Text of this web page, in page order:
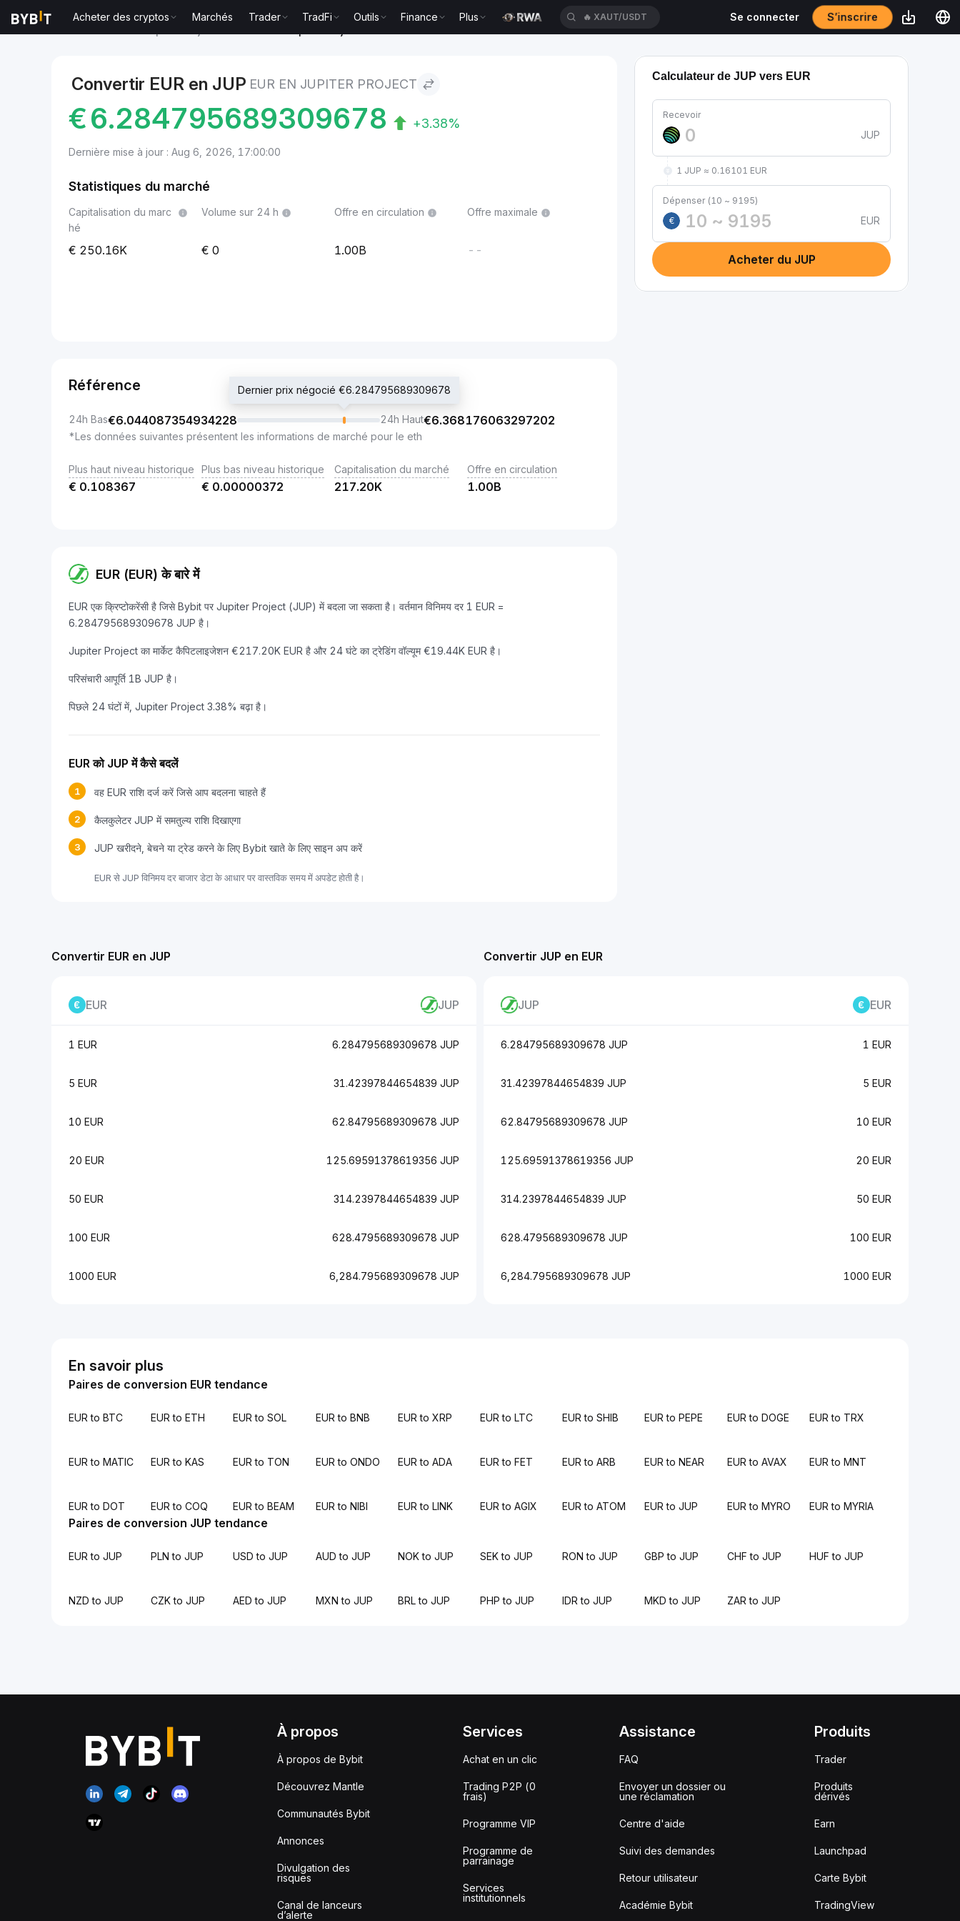
Acheter des cryptos Marchés Trader TradFi Outils Finance Plus 🔥 XAUT/USDT Se connecter S’inscrire
Convertir EUR en JUP EUR EN JUPITER PROJECT
€6.284795689309678 +3.38%
Dernière mise à jour : Aug 6, 2026, 17:00:00
Statistiques du marché
Capitalisation du marc
hé
250.16K
Volume sur 24 h
0
Offre en circulation
1.00B
Offre maximale
--
Référence
24h Bas€6.044087354934228
Dernier prix négocié €6.284795689309678
24h Haut€6.368176063297202
*Les données suivantes présentent les informations de marché pour le eth
Plus haut niveau historique
€ 0.108367
Plus bas niveau historique
€ 0.00000372
Capitalisation du marché
217.20K
Offre en circulation
1.00B
EUR (EUR) के बारे में
EUR एक क्रिप्टोकरेंसी है जिसे Bybit पर Jupiter Project (JUP) में बदला जा सकता है। वर्तमान विनिमय दर 1 EUR =
6.284795689309678 JUP है।
Jupiter Project का मार्केट कैपिटलाइजेशन €217.20K EUR है और 24 घंटे का ट्रेडिंग वॉल्यूम €19.44K EUR है।
परिसंचारी आपूर्ति 1B JUP है।
पिछले 24 घंटों में, Jupiter Project 3.38% बढ़ा है।
EUR को JUP में कैसे बदलें
1 वह EUR राशि दर्ज करें जिसे आप बदलना चाहते हैं
2 कैलकुलेटर JUP में समतुल्य राशि दिखाएगा
3 JUP खरीदने, बेचने या ट्रेड करने के लिए Bybit खाते के लिए साइन अप करें
EUR से JUP विनिमय दर बाजार डेटा के आधार पर वास्तविक समय में अपडेट होती है।
Calculateur de JUP vers EUR
Recevoir
JUP
1 JUP ≈ 0.16101 EUR
Dépenser (10 ~ 9195)
€
EUR
Acheter du JUP
Convertir JUP en EUR
JUP EUR
6.284795689309678 JUP 1 EUR
31.42397844654839 JUP 5 EUR
62.84795689309678 JUP 10 EUR
125.69591378619356 JUP 20 EUR
314.2397844654839 JUP 50 EUR
628.4795689309678 JUP 100 EUR
6,284.795689309678 JUP 1000 EUR
Convertir EUR en JUP
EUR JUP
1 EUR 6.284795689309678 JUP
5 EUR 31.42397844654839 JUP
10 EUR 62.84795689309678 JUP
20 EUR 125.69591378619356 JUP
50 EUR 314.2397844654839 JUP
100 EUR 628.4795689309678 JUP
1000 EUR 6,284.795689309678 JUP
En savoir plus
Paires de conversion EUR tendance
EUR to BTC EUR to ETH EUR to SOL EUR to BNB EUR to XRP EUR to LTC EUR to SHIB EUR to PEPE EUR to DOGE EUR to TRX
EUR to MATIC EUR to KAS EUR to TON EUR to ONDO EUR to ADA EUR to FET EUR to ARB EUR to NEAR EUR to AVAX EUR to MNT
EUR to DOT EUR to COQ EUR to BEAM EUR to NIBI EUR to LINK EUR to AGIX EUR to ATOM EUR to JUP EUR to MYRO EUR to MYRIA
Paires de conversion JUP tendance
EUR to JUP PLN to JUP USD to JUP AUD to JUP NOK to JUP SEK to JUP RON to JUP GBP to JUP CHF to JUP HUF to JUP
NZD to JUP CZK to JUP AED to JUP MXN to JUP BRL to JUP PHP to JUP IDR to JUP MKD to JUP ZAR to JUP
À propos
À propos de Bybit
Découvrez Mantle
Communautés Bybit
Annonces
Divulgation des
risques
Canal de lanceurs
d’alerte
Services
Achat en un clic
Trading P2P (0
frais)
Programme VIP
Programme de
parrainage
Services
institutionnels
Assistance
FAQ
Envoyer un dossier ou
une réclamation
Centre d'aide
Suivi des demandes
Retour utilisateur
Académie Bybit
Produits
Trader
Produits
dérivés
Earn
Launchpad
Carte Bybit
TradingView